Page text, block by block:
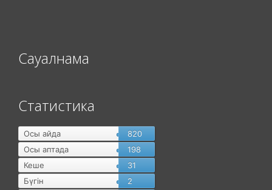
Сауалнама
Статистика
Осы айда
820
Осы аптада
198
Кеше
31
Бүгін
2